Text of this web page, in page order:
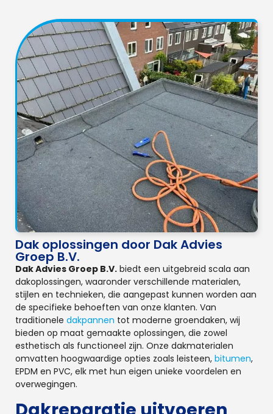
Dak oplossingen door Dak Advies
Groep B.V.
Dak Advies Groep B.V. biedt een uitgebreid scala aan
dakoplossingen, waaronder verschillende materialen,
stijlen en technieken, die aangepast kunnen worden aan
de specifieke behoeften van onze klanten. Van
traditionele dakpannen tot moderne groendaken, wij
bieden op maat gemaakte oplossingen, die zowel
esthetisch als functioneel zijn. Onze dakmaterialen
omvatten hoogwaardige opties zoals leisteen, bitumen,
EPDM en PVC, elk met hun eigen unieke voordelen en
overwegingen.